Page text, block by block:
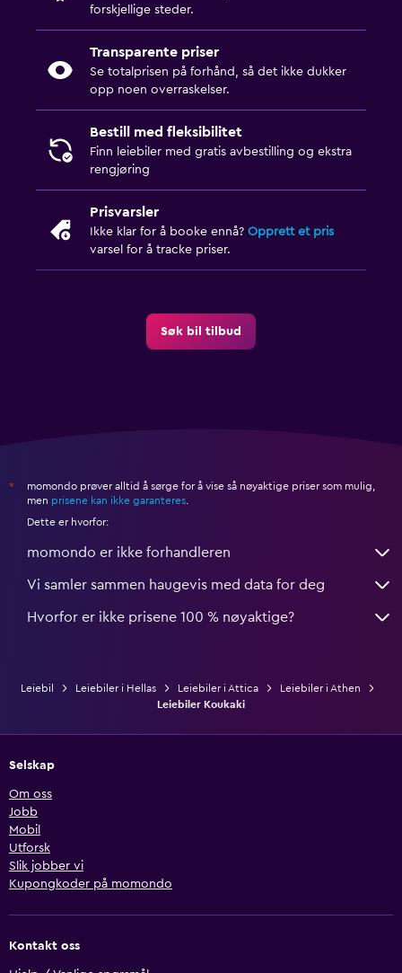
forskjellige steder.
Transparente priser
Se totalprisen på forhånd, så det ikke dukker
opp noen overraskelser.
Bestill med fleksibilitet
Finn leiebiler med gratis avbestilling og ekstra
rengjøring
Prisvarsler
Ikke klar for å booke ennå? Opprett et pris
varsel for å tracke priser.
Søk bil tilbud
*
momondo prøver alltid å sørge for å vise så nøyaktige priser som mulig,
men prisene kan ikke garanteres.
Dette er hvorfor:
momondo er ikke forhandleren
Vi samler sammen haugevis med data for deg
Hvorfor er ikke prisene 100 % nøyaktige?
Leiebil Leiebiler i Hellas Leiebiler i Attica
Leiebiler i Athen
Leiebiler Koukaki
Selskap
Om oss
Jobb
Mobil
Utforsk
Slik jobber vi
Kupongkoder på momondo
Kontakt oss